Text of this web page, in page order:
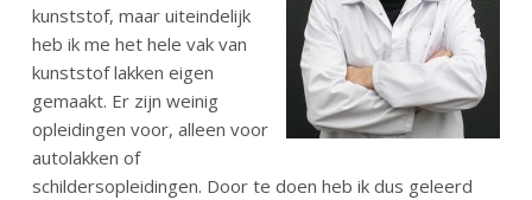
kunststof, maar uiteindelijk
heb ik me het hele vak van
kunststof lakken eigen
gemaakt. Er zijn weinig
opleidingen voor, alleen voor
autolakken of
schildersopleidingen. Door te doen heb ik dus geleerd